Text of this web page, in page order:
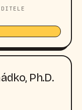
Ph.D.